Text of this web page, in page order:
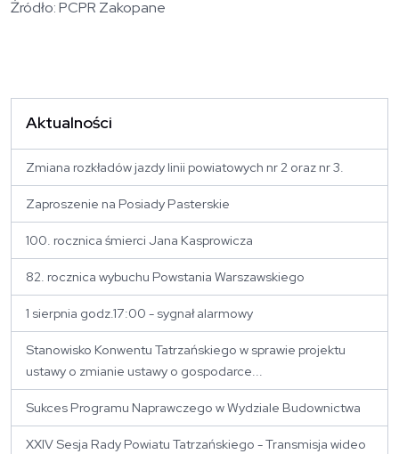
Źródło: PCPR Zakopane
Aktualności
Zmiana rozkładów jazdy linii powiatowych nr 2 oraz nr 3.
Zaproszenie na Posiady Pasterskie
100. rocznica śmierci Jana Kasprowicza
82. rocznica wybuchu Powstania Warszawskiego
1 sierpnia godz.17:00 - sygnał alarmowy
Stanowisko Konwentu Tatrzańskiego w sprawie projektu
ustawy o zmianie ustawy o gospodarce...
Sukces Programu Naprawczego w Wydziale Budownictwa
XXIV Sesja Rady Powiatu Tatrzańskiego - Transmisja wideo